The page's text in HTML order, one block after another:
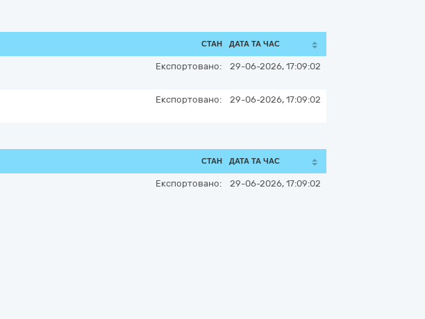
СТАН ДАТА ТА ЧАС
Експортовано: 29-06-2026, 17:09:02
Експортовано: 29-06-2026, 17:09:02
СТАН ДАТА ТА ЧАС
Експортовано: 29-06-2026, 17:09:02